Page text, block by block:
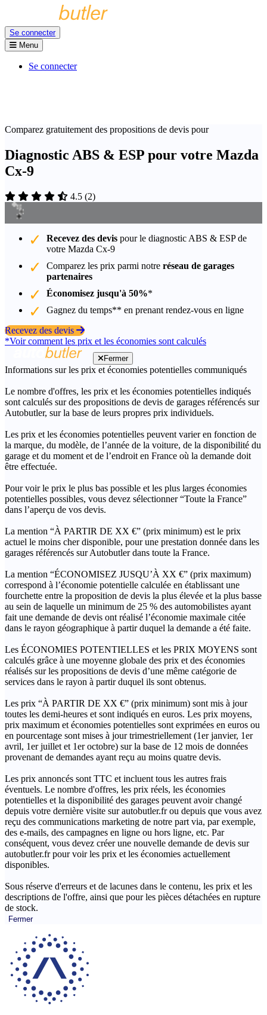
Se connecter
Menu
Se connecter
Comparez gratuitement des propositions de devis pour
Diagnostic ABS & ESP pour votre Mazda
Cx-9
4.5 (2)
Recevez des devis pour le diagnostic ABS & ESP de
votre Mazda Cx-9
Comparez les prix parmi notre réseau de garages
partenaires
Économisez jusqu'à 50%*
Gagnez du temps** en prenant rendez-vous en ligne
Recevez des devis
*Voir comment les prix et les économies sont calculés
Fermer
Informations sur les prix et économies potentielles communiqués
Le nombre d'offres, les prix et les économies potentielles indiqués
sont calculés sur des propositions de devis de garages référencés sur
Autobutler, sur la base de leurs propres prix individuels.
Les prix et les économies potentielles peuvent varier en fonction de
la marque, du modèle, de l’année de la voiture, de la disponibilité du
garage et du moment et de l’endroit en France où la demande doit
être effectuée.
Pour voir le prix le plus bas possible et les plus larges économies
potentielles possibles, vous devez sélectionner “Toute la France”
dans l’aperçu de vos devis.
La mention “À PARTIR DE XX €” (prix minimum) est le prix
actuel le moins cher disponible, pour une prestation donnée dans les
garages référencés sur Autobutler dans toute la France.
La mention “ÉCONOMISEZ JUSQU’À XX €” (prix maximum)
correspond à l’économie potentielle calculée en établissant une
fourchette entre la proposition de devis la plus élevée et la plus basse
au sein de laquelle un minimum de 25 % des automobilistes ayant
fait une demande de devis ont réalisé l’économie maximale citée
dans le rayon géographique à partir duquel la demande a été faite.
Les ÉCONOMIES POTENTIELLES et les PRIX MOYENS sont
calculés grâce à une moyenne globale des prix et des économies
réalisés sur les propositions de devis d’une même catégorie de
services dans le rayon à partir duquel ils sont obtenus.
Les prix “À PARTIR DE XX €” (prix minimum) sont mis à jour
toutes les demi-heures et sont indiqués en euros. Les prix moyens,
prix maximum et économies potentielles sont exprimées en euros ou
en pourcentage sont mises à jour trimestriellement (1er janvier, 1er
avril, 1er juillet et 1er octobre) sur la base de 12 mois de données
provenant de demandes ayant reçu au moins quatre devis.
Les prix annoncés sont TTC et incluent tous les autres frais
éventuels. Le nombre d'offres, les prix réels, les économies
potentielles et la disponibilité des garages peuvent avoir changé
depuis votre dernière visite sur autobutler.fr ou depuis que vous avez
reçu des communications marketing de notre part via, par exemple,
des e-mails, des campagnes en ligne ou hors ligne, etc. Par
conséquent, vous devez créer une nouvelle demande de devis sur
autobutler.fr pour voir les prix et les économies actuellement
disponibles.
Sous réserve d'erreurs et de lacunes dans le contenu, les prix et les
descriptions de l'offre, ainsi que pour les pièces détachées en rupture
de stock.
Fermer